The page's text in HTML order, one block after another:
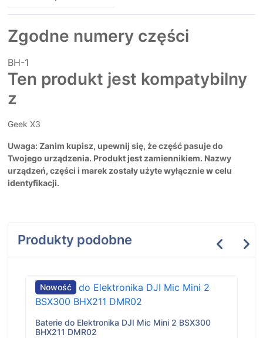
Zgodne numery części
BH-1
Ten produkt jest kompatybilny
z
Geek X3
Uwaga: Zanim kupisz, upewnij się, że część pasuje do
Twojego urządzenia. Produkt jest zamiennikiem. Nazwy
urządzeń, części i marek zostały użyte wyłącznie w celu
identyfikacji.
Produkty podobne
Nowość
Baterie do Elektronika DJI Mic Mini 2 BSX300
BHX211 DMR02